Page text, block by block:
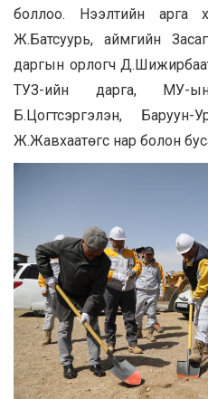
боллоо. Нээлтийн арга
Ж.Батсуурь, аймгийн
даргын орлогч
ТУЗ-ийн дарга, МУ-
Б.Цогтсэргэлэн,
Ж.Жавхаатөгс нар болон